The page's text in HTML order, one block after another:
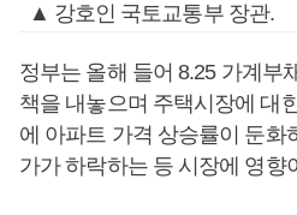
▲ 강호인 국토교통부 장관.
정부는 올해 들어 8.25 가계부
책을 내놓으며 주택시장에 대
에 아파트 가격 상승률이 둔화
가가 하락하는 등 시장에 영향